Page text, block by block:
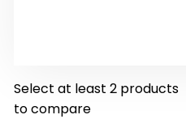
Select at least 2 products
to compare